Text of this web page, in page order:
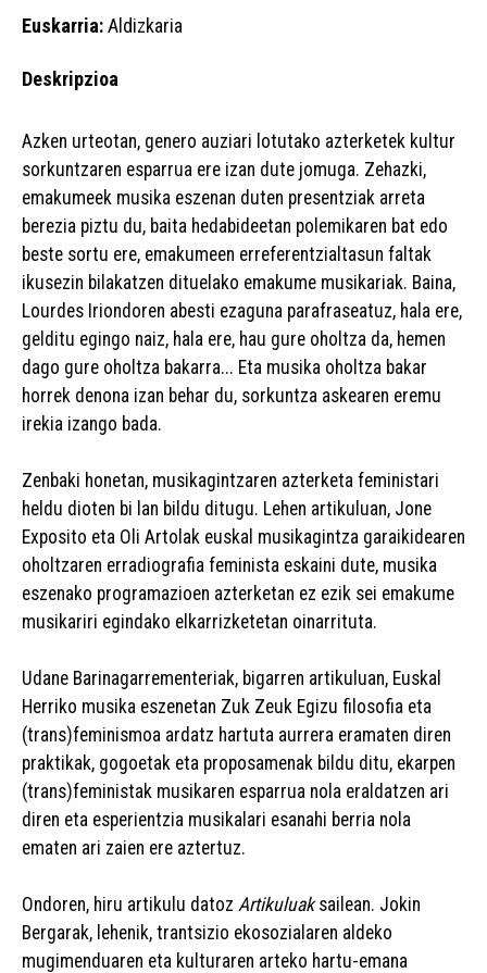
Euskarria:Aldizkaria
Deskripzioa
Azken urteotan, genero auziari lotutako azterketek kultur
sorkuntzaren esparrua ere izan dute jomuga. Zehazki,
emakumeek musika eszenan duten presentziak arreta
berezia piztu du, baita hedabideetan polemikaren bat edo
beste sortu ere, emakumeen erreferentzialtasun faltak
ikusezin bilakatzen dituelako emakume musikariak. Baina,
Lourdes Iriondoren abesti ezaguna parafraseatuz, hala ere,
gelditu egingo naiz, hala ere, hau gure oholtza da, hemen
dago gure oholtza bakarra... Eta musika oholtza bakar
horrek denona izan behar du, sorkuntza askearen eremu
irekia izango bada.
Zenbaki honetan, musikagintzaren azterketa feministari
heldu dioten bi lan bildu ditugu. Lehen artikuluan, Jone
Exposito eta Oli Artolak euskal musikagintza garaikidearen
oholtzaren erradiografia feminista eskaini dute, musika
eszenako programazioen azterketan ez ezik sei emakume
musikariri egindako elkarrizketetan oinarrituta.
Udane Barinagarrementeriak, bigarren artikuluan, Euskal
Herriko musika eszenetan Zuk Zeuk Egizu filosofia eta
(trans)feminismoa ardatz hartuta aurrera eramaten diren
praktikak, gogoetak eta proposamenak bildu ditu, ekarpen
(trans)feministak musikaren esparrua nola eraldatzen ari
diren eta esperientzia musikalari esanahi berria nola
ematen ari zaien ere aztertuz.
Ondoren, hiru artikulu datoz Artikuluaksailean. Jokin
Bergarak, lehenik, trantsizio ekosozialaren aldeko
mugimenduaren eta kulturaren arteko hartu-emana